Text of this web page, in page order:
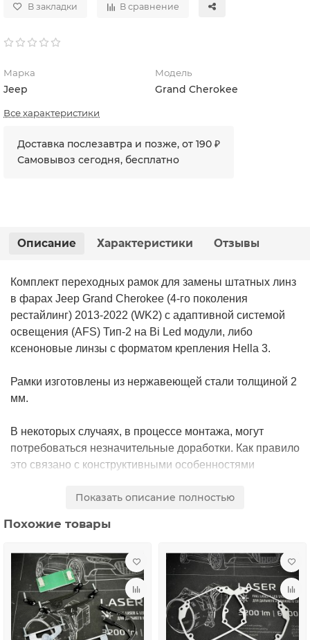
В закладки В сравнение
Марка
Jeep
Модель
Grand Cherokee
Все характеристики
Доставка послезавтра и позже, от 190 ₽
Самовывоз сегодня, бесплатно
Описание Характеристики Отзывы
Комплект переходных рамок для замены штатных линз
в фарах Jeep Grand Cherokee (4-го поколения
рестайлинг) 2013-2022 (WK2) с адаптивной системой
освещения (AFS) Тип-2 на Bi Led модули, либо
ксеноновые линзы с форматом крепления Hella 3.
Рамки изготовлены из нержавеющей стали толщиной 2
мм.
В некоторых случаях, в процессе монтажа, могут
потребоваться незначительные доработки. Как правило
это связано с конструктивными особенностями
реже с особенностью конструкции самих переходных
Показать описание полностью
Похожие товары